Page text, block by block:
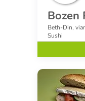
Bozen
Beth-Din,
Sushi